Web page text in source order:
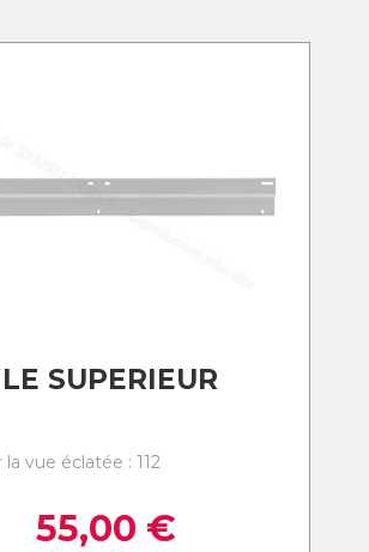
SUPERIEUR
la vue éclatée : 112
55,00 €